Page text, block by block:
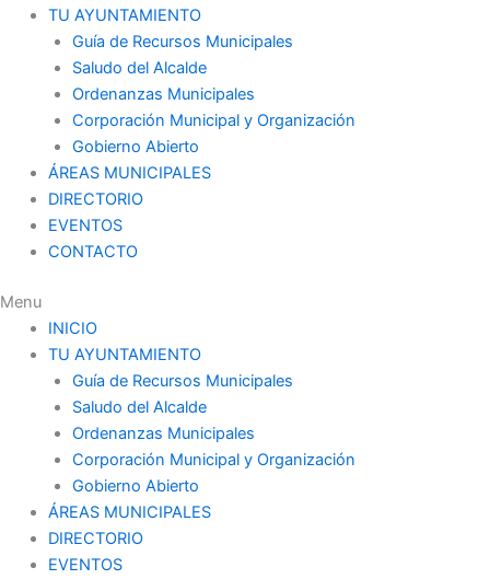
TU AYUNTAMIENTO
Guía de Recursos Municipales
Saludo del Alcalde
Ordenanzas Municipales
Corporación Municipal y Organización
Gobierno Abierto
ÁREAS MUNICIPALES
DIRECTORIO
EVENTOS
CONTACTO
Menu
INICIO
TU AYUNTAMIENTO
Guía de Recursos Municipales
Saludo del Alcalde
Ordenanzas Municipales
Corporación Municipal y Organización
Gobierno Abierto
ÁREAS MUNICIPALES
DIRECTORIO
EVENTOS